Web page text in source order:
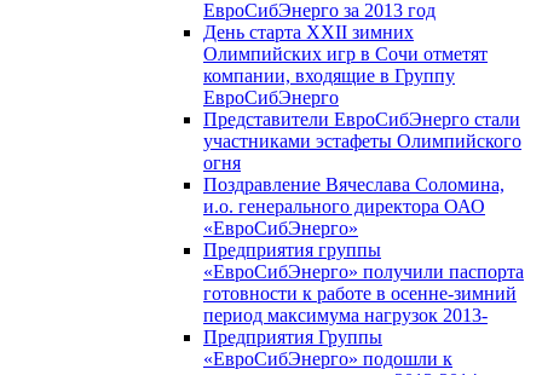
ЕвроСибЭнерго за 2013 год
День старта XXII зимних
Олимпийских игр в Сочи отметят
компании, входящие в Группу
ЕвроСибЭнерго
Представители ЕвроСибЭнерго стали
участниками эстафеты Олимпийского
огня
Поздравление Вячеслава Соломина,
и.о. генерального директора ОАО
«ЕвроСибЭнерго»
Предприятия группы
«ЕвроСибЭнерго» получили паспорта
готовности к работе в осенне-зимний
период максимума нагрузок 2013-
Предприятия Группы
«ЕвроСибЭнерго» подошли к